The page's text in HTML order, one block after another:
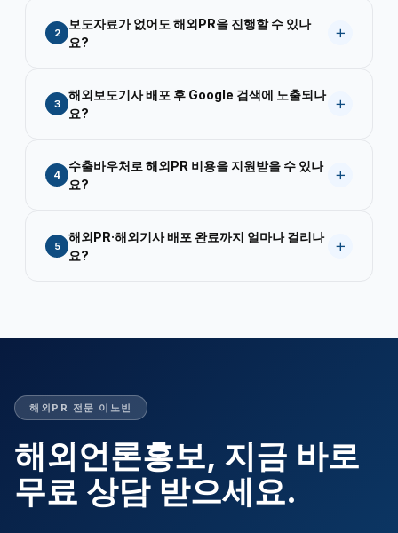
를 타겟으로 합니다. 국내 언론은 한국어 독자 대상이
AP·Reuters·Bloomberg 등 공신력 있는 해외언론에
기사가 노출되면 글로벌 브랜드 신뢰도가 즉시 형성
2
보도자료가 없어도 해외PR을 진행할 수 있나
요?
스 소개 자료만 제공해 주시면 이노빈 전문 에디터가
합니다.
3
해외보도기사 배포 후 Google 검색에 노출되나
요?
글로벌 검색 엔진에 색인됩니다. 브랜드명·제품명·대
때 즉시 신뢰도를 확인할 수 있습니다.
4
수출바우처로 해외PR 비용을 지원받을 수 있나
요?
PR·해외보도기사 배포 서비스를 수출바우처로 진행
5
해외PR·해외기사 배포 완료까지 얼마나 걸리나
요?
포함 7~14 영업일 내에 완료됩니다. 배포 완료 후 7
해외PR 전문 이노빈
해외언론홍보, 지금 바로
무료 상담 받으세요.